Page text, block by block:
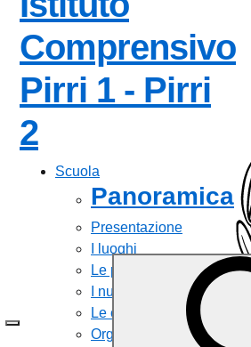
Comprensivo
Pirri 1 - Pirri
2— Visita la
Scuola
Panoramica
Presentazione
I luoghi
Le persone
I numeri della scuola
Le carte della scuola
Organizzazione